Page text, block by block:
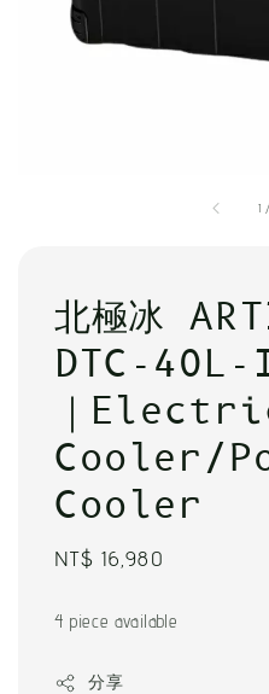
1 /
北極冰
DTC-40L-
｜
Cooler/
Cooler
Regular
NT$ 16,980
4 piece available
分享